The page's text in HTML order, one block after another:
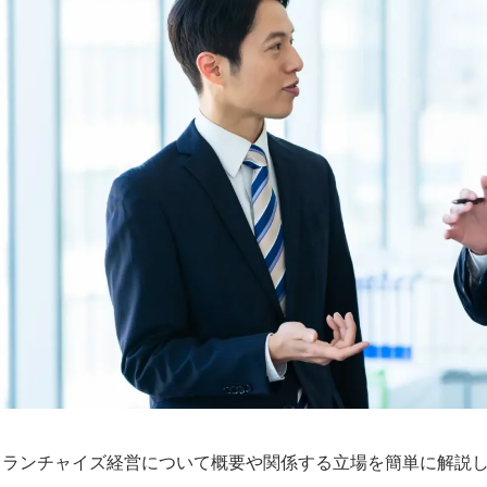
ンチャイズ経営について概要や関係する立場を簡単に解説